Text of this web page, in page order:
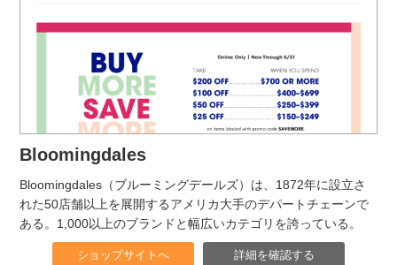
Bloomingdales
Bloomingdales（ブルーミングデールズ）は、1872年に設立さ
れた50店舗以上を展開するアメリカ大手のデパートチェーンで
ある。1,000以上のブランドと幅広いカテゴリを誇っている。
ショップサイトへ 詳細を確認する